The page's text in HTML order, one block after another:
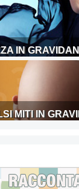
IN
MITI IN